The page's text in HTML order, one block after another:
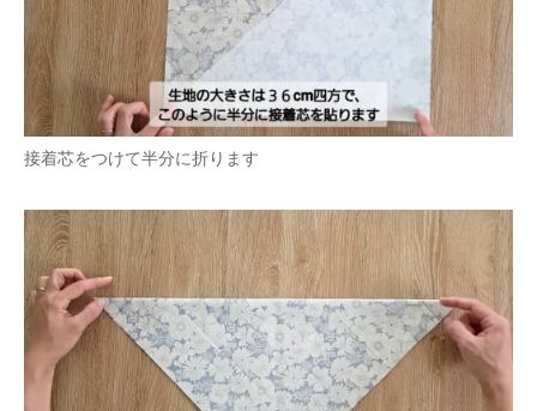
接着芯をつけて半分に折ります